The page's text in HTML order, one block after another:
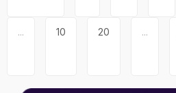
... 10 20 ...